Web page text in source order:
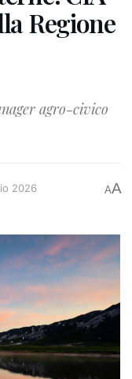
Regione
agro-civico
2026 AA